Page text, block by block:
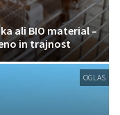
ali BIO material –
in trajnost
OGLAS